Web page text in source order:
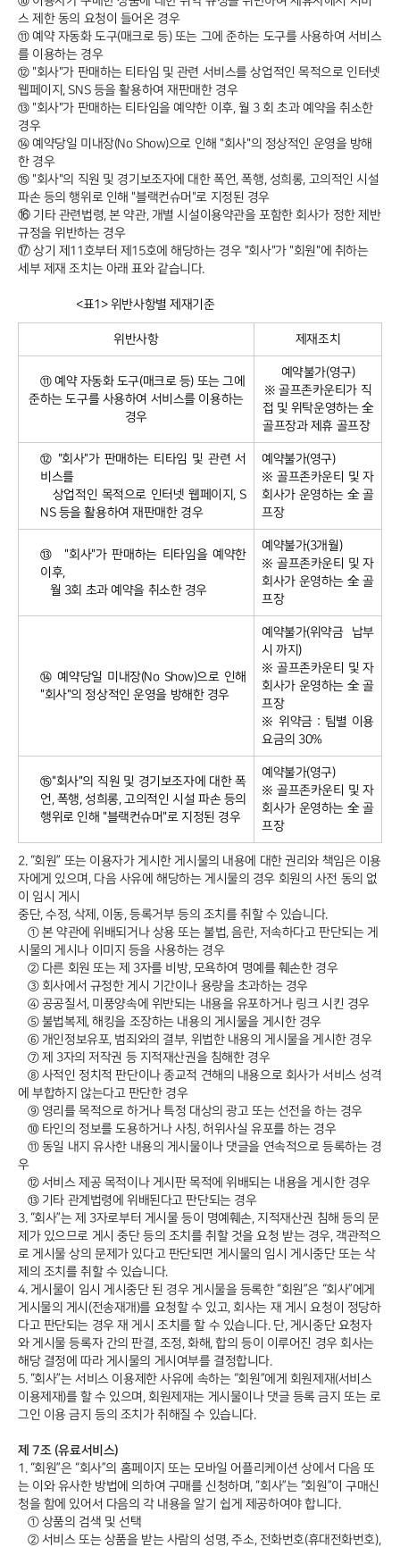
스 제한 동의 요청이 들어온 경우
⑪ 예약 자동화 도구(매크로 등) 또는 그에 준하는 도구를 사용하여 서비스
를 이용하는 경우
⑫ "회사"가 판매하는 티타임 및 관련 서비스를 상업적인 목적으로 인터넷
웹페이지, SNS 등을 활용하여 재판매한 경우
⑬ "회사"가 판매하는 티타임을 예약한 이후, 월 3 회 초과 예약을 취소한
경우
⑭ 예약당일 미내장(No Show)으로 인해 "회사"의 정상적인 운영을 방해
한 경우
⑮ "회사"의 직원 및 경기보조자에 대한 폭언, 폭행, 성희롱, 고의적인 시설
파손 등의 행위로 인해 "블랙컨슈머"로 지정된 경우
⑯ 기타 관련법령, 본 약관, 개별 시설이용약관을 포함한 회사가 정한 제반
규정을 위반하는 경우
⑰ 상기 제11호부터 제15호에 해당하는 경우 "회사"가 "회원"에 취하는
세부 제재 조치는 아래 표와 같습니다.
<표1> 위반사항별 제재기준
위반사항 제재조치
⑪ 예약 자동화 도구(매크로 등) 또는 그에
준하는 도구를 사용하여 서비스를 이용하는
경우
예약불가(영구)
※ 골프존카운티가 직
접 및 위탁운영하는 全
골프장과 제휴 골프장
⑫ "회사"가 판매하는 티타임 및 관련 서
비스를
상업적인 목적으로 인터넷 웹페이지, S
NS 등을 활용하여 재판매한 경우
예약불가(영구)
※ 골프존카운티 및 자
회사가 운영하는 全 골
프장
⑬ "회사"가 판매하는 티타임을 예약한
이후,
월 3회 초과 예약을 취소한 경우
예약불가(3개월)
※ 골프존카운티 및 자
회사가 운영하는 全 골
프장
⑭ 예약당일 미내장(No Show)으로 인해
"회사"의 정상적인 운영을 방해한 경우
예약불가(위약금 납부
시 까지)
※ 골프존카운티 및 자
회사가 운영하는 全 골
프장
※ 위약금 : 팀별 이용
요금의 30%
⑮"회사"의 직원 및 경기보조자에 대한 폭
언, 폭행, 성희롱, 고의적인 시설 파손 등의
행위로 인해 "블랙컨슈머"로 지정된 경우
예약불가(영구)
※ 골프존카운티 및 자
회사가 운영하는 全 골
프장
2. “회원” 또는 이용자가 게시한 게시물의 내용에 대한 권리와 책임은 이용
자에게 있으며, 다음 사유에 해당하는 게시물의 경우 회원의 사전 동의 없
이 임시 게시
중단, 수정, 삭제, 이동, 등록거부 등의 조치를 취할 수 있습니다.
① 본 약관에 위배되거나 상용 또는 불법, 음란, 저속하다고 판단되는 게
시물의 게시나 이미지 등을 사용하는 경우
② 다른 회원 또는 제 3자를 비방, 모욕하여 명예를 훼손한 경우
③ 회사에서 규정한 게시 기간이나 용량을 초과하는 경우
④ 공공질서, 미풍양속에 위반되는 내용을 유포하거나 링크 시킨 경우
⑤ 불법복제, 해킹을 조장하는 내용의 게시물을 게시한 경우
⑥ 개인정보유포, 범죄와의 결부, 위법한 내용의 게시물을 게시한 경우
⑦ 제 3자의 저작권 등 지적재산권을 침해한 경우
⑧ 사적인 정치적 판단이나 종교적 견해의 내용으로 회사가 서비스 성격
에 부합하지 않는다고 판단한 경우
⑨ 영리를 목적으로 하거나 특정 대상의 광고 또는 선전을 하는 경우
⑩ 타인의 정보를 도용하거나 사칭, 허위사실 유포를 하는 경우
⑪ 동일 내지 유사한 내용의 게시물이나 댓글을 연속적으로 등록하는 경
우
⑫ 서비스 제공 목적이나 게시판 목적에 위배되는 내용을 게시한 경우
⑬ 기타 관계법령에 위배된다고 판단되는 경우
3. “회사”는 제 3자로부터 게시물 등이 명예훼손, 지적재산권 침해 등의 문
제가 있으므로 게시 중단 등의 조치를 취할 것을 요청 받는 경우, 객관적으
로 게시물 상의 문제가 있다고 판단되면 게시물의 임시 게시중단 또는 삭
제의 조치를 취할 수 있습니다.
4. 게시물이 임시 게시중단 된 경우 게시물을 등록한 “회원”은 “회사”에게
게시물의 게시(전송재개)를 요청할 수 있고, 회사는 재 게시 요청이 정당하
다고 판단되는 경우 재 게시 조치를 할 수 있습니다. 단, 게시중단 요청자
와 게시물 등록자 간의 판결, 조정, 화해, 합의 등이 이루어진 경우 회사는
해당 결정에 따라 게시물의 게시여부를 결정합니다.
5. “회사”는 서비스 이용제한 사유에 속하는 “회원”에게 회원제재(서비스
이용제재)를 할 수 있으며, 회원제재는 게시물이나 댓글 등록 금지 또는 로
그인 이용 금지 등의 조치가 취해질 수 있습니다.
제 7조 (유료서비스)
1. “회원”은 “회사”의 홈페이지 또는 모바일 어플리케이션 상에서 다음 또
는 이와 유사한 방법에 의하여 구매를 신청하며, “회사”는 “회원”이 구매신
청을 함에 있어서 다음의 각 내용을 알기 쉽게 제공하여야 합니다.
① 상품의 검색 및 선택
② 서비스 또는 상품을 받는 사람의 성명, 주소, 전화번호(휴대전화번호),